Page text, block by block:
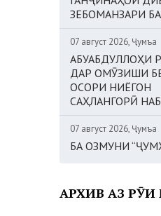
ЗЕБОМАНЗАРИ
07 август 2026, Ҷумъа
АБУАБДУЛЛОҲИ
ДАР ОМӮЗИШИ
ОСОРИ НИЁГОН
САҲЛАНГОРӢ
07 август 2026, Ҷумъа
БА ОЗМУНИ
АРХИВ АЗ РӮИ